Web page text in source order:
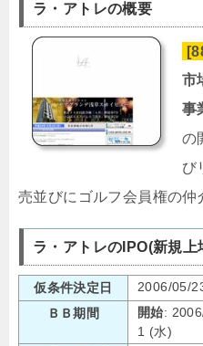
ラ・アトレの概要
市
事
の
び
売並びにゴルフ会員権の仲
ラ・アトレのIPO(新規上
仮条件決定日
2006/05/
ＢＢ期間
開始:
1 (水)